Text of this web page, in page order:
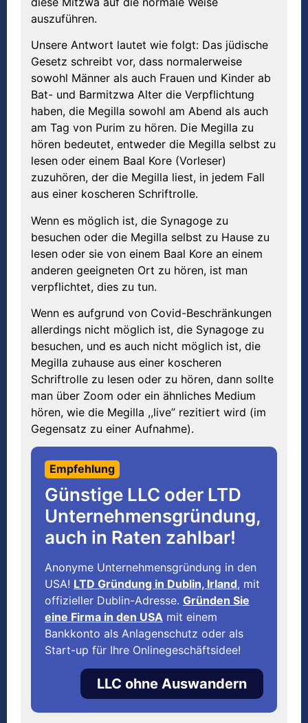
auszuführen.
Unsere Antwort lautet wie folgt: Das jüdische
Gesetz schreibt vor, dass normalerweise
sowohl Männer als auch Frauen und Kinder ab
Bat- und Barmitzwa Alter die Verpflichtung
haben, die Megilla sowohl am Abend als auch
am Tag von Purim zu hören. Die Megilla zu
hören bedeutet, entweder die Megilla selbst zu
lesen oder einem Baal Kore (Vorleser)
zuzuhören, der die Megilla liest, in jedem Fall
aus einer koscheren Schriftrolle.
Wenn es möglich ist, die Synagoge zu
besuchen oder die Megilla selbst zu Hause zu
lesen oder sie von einem Baal Kore an einem
anderen geeigneten Ort zu hören, ist man
verpflichtet, dies zu tun.
Wenn es aufgrund von Covid-Beschränkungen
allerdings nicht möglich ist, die Synagoge zu
besuchen, und es auch nicht möglich ist, die
Megilla zuhause aus einer koscheren
Schriftrolle zu lesen oder zu hören, dann sollte
man über Zoom oder ein ähnliches Medium
hören, wie die Megilla ,,live” rezitiert wird (im
Gegensatz zu einer Aufnahme).
Empfehlung
Günstige LLC oder LTD
Unternehmensgründung,
auch in Raten zahlbar!
Anonyme Unternehmensgründung in den
USA! LTD Gründung in Dublin, Irland, mit
offizieller Dublin-Adresse. Gründen Sie
eine Firma in den USA mit einem
Bankkonto als Anlagenschutz oder als
Start-up für Ihre Onlinegeschäftsidee!
LLC ohne Auswandern